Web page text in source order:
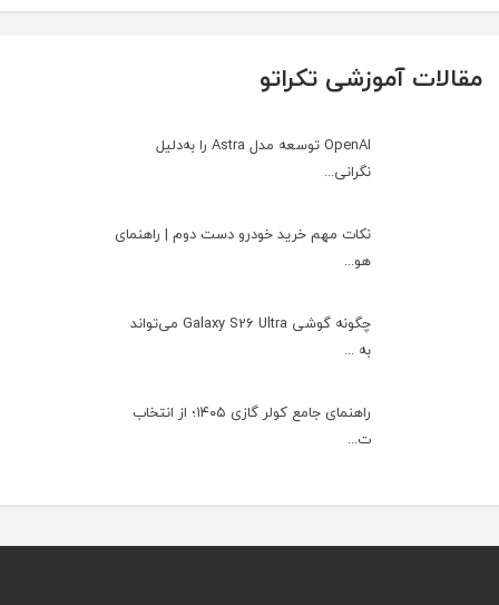
مقالات آموزشی تکراتو
OpenAI توسعه مدل Astra را به‌دلیل
نگرانی...
نکات مهم خرید خودرو دست دوم | راهنمای
هو...
چگونه گوشی Galaxy S26 Ultra می‌تواند
به ...
راهنمای جامع کولر گازی ۱۴۰۵؛ از انتخاب
ت...